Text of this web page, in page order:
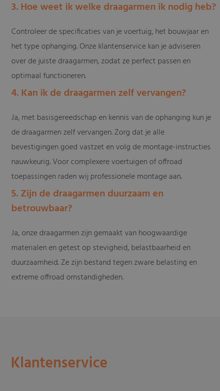
3. Hoe weet ik welke draagarmen ik nodig heb?
Controleer de specificaties van je voertuig, het bouwjaar en
het type ophanging. Onze klantenservice kan je adviseren
over de juiste draagarmen, zodat ze perfect passen en
optimaal functioneren.
4. Kan ik de draagarmen zelf vervangen?
Ja, met basisgereedschap en kennis van de ophanging kun je
de draagarmen zelf vervangen. Zorg dat je alle
bevestigingen goed vastzet en volg de montage-instructies
nauwkeurig. Voor complexere voertuigen of offroad
toepassingen raden wij professionele montage aan.
5. Zijn de draagarmen duurzaam en
betrouwbaar?
Ja, onze draagarmen zijn gemaakt van hoogwaardige
materialen en getest op stevigheid, belastbaarheid en
duurzaamheid. Ze zijn bestand tegen zware belasting en
extreme offroad omstandigheden.
Klantenservice